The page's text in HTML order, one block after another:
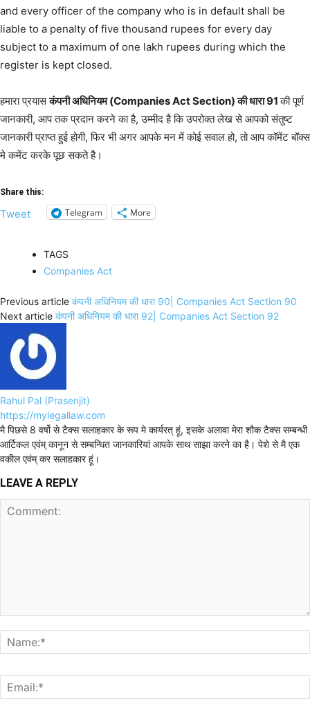
and every officer of the company who is in default shall be
liable to a penalty of five thousand rupees for every day
subject to a maximum of one lakh rupees during which the
register is kept closed.
हमारा प्रयासकंपनी अधिनियम (Companies Act Section) की धारा 91की पूर्ण
जानकारी, आप तक प्रदान करने का है, उम्मीद है कि उपरोक्त लेख से आपको संतुष्ट
जानकारी प्राप्त हुई होगी, फिर भी अगर आपके मन में कोई सवाल हो, तो आप कॉमेंट बॉक्स
मे कमेंट करके पूछ सकते है।
Share this:
Tweet Telegram More
TAGS
Companies Act
Previous article कंपनी अधिनियम की धारा 90| Companies Act Section 90
Next article कंपनी अधिनियम की धारा 92| Companies Act Section 92
Rahul Pal (Prasenjit)
https://mylegallaw.com
मै पिछसे 8 वर्षो से टैक्स सलाहकार के रूप मे कार्यरत् हूं, इसके अलावा मेरा शौक टैक्स सम्बन्धी
आर्टिकल एवंम् कानून से सम्बन्धित जानकारियां आपके साथ साझा करने का है। पेशे से मै एक
वकील एवंम् कर सलाहकार हूं।
LEAVE A REPLY